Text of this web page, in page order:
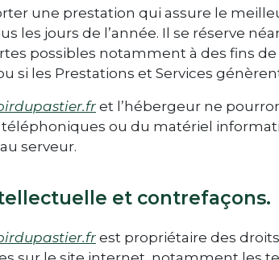
une prestation qui assure le
les jours de l’année. Il se réserve
possibles notamment à des fins
si les Prestations et Services
et l’hébergeur ne
ou du matériel
serveur.
et contrefaçons.
est propriétaire des